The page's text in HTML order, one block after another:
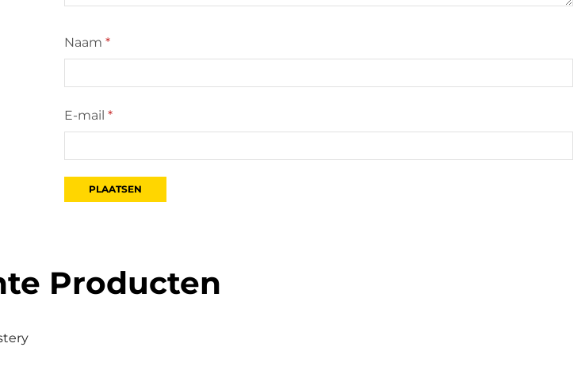
Naam *
E-mail *
Producten